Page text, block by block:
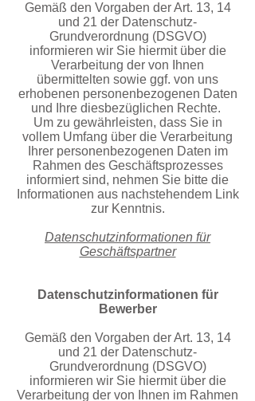
Gemäß den Vorgaben der Art. 13, 14
und 21 der Datenschutz-
Grundverordnung (DSGVO)
informieren wir Sie hiermit über die
Verarbeitung der von Ihnen
übermittelten sowie ggf. von uns
erhobenen personenbezogenen Daten
und Ihre diesbezüglichen Rechte.
Um zu gewährleisten, dass Sie in
vollem Umfang über die Verarbeitung
Ihrer personenbezogenen Daten im
Rahmen des Geschäftsprozesses
informiert sind, nehmen Sie bitte die
Informationen aus nachstehendem Link
zur Kenntnis.
Datenschutzinformationen für
Geschäftspartner​
Datenschutzinformationen für
Bewerber
Gemäß den Vorgaben der Art. 13, 14
und 21 der Datenschutz-
Grundverordnung (DSGVO)
informieren wir Sie hiermit über die
Verarbeitung der von Ihnen im Rahmen